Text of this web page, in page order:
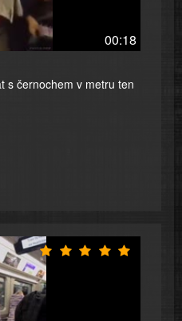
00:18
s černochem v metru ten